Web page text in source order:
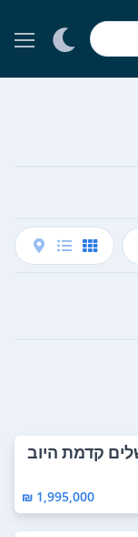
קדמת היוב
1,995,000 ₪